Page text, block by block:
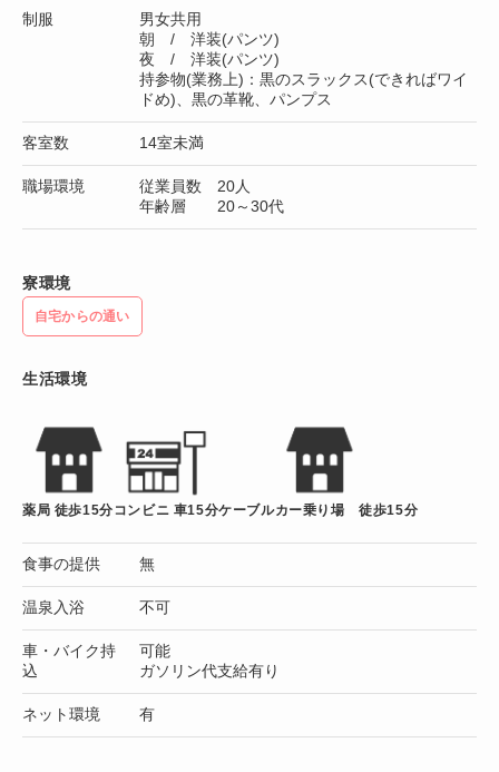
制服
男女共用
朝 / 洋装(パンツ)
夜 / 洋装(パンツ)
持参物(業務上)：黒のスラックス(できればワイ
ドめ)、黒の革靴、パンプス
客室数 14室未満
職場環境
従業員数 20人
年齢層 20～30代
寮環境
自宅からの通い
生活環境
薬局 徒歩15分 コンビニ 車15分ケーブルカー乗り場 徒歩15分
食事の提供 無
温泉入浴 不可
車・バイク持
込
可能
ガソリン代支給有り
ネット環境 有